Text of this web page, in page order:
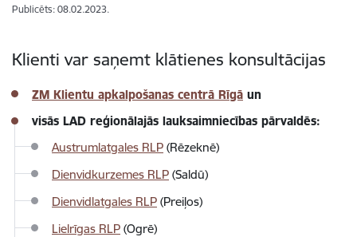
Publicēts: 08.02.2023.
Klienti var saņemt klātienes konsultācijas
ZM Klientu apkalpošanas centrā Rīgā un
visās LAD reģionālajās lauksaimniecības pārvaldēs:
Austrumlatgales RLP (Rēzeknē)
Dienvidkurzemes RLP (Saldū)
Dienvidlatgales RLP (Preiļos)
Lielrīgas RLP (Ogrē)